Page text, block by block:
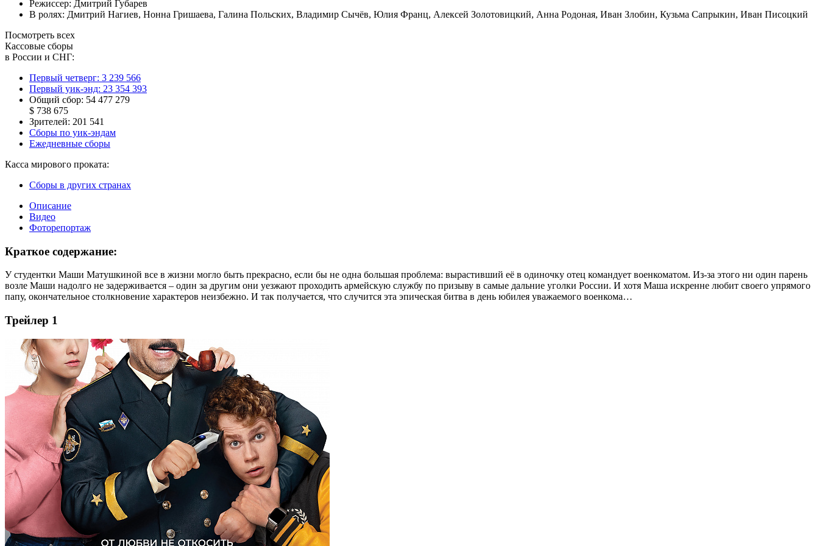
Режиссер: Дмитрий Губарев
В ролях: Дмитрий Нагиев, Нонна Гришаева, Галина Польских, Владимир Сычёв, Юлия Франц, Алексей Золотовицкий, Анна Родоная, Иван Злобин, Кузьма Сапрыкин, Иван Писоцкий
Посмотреть всех
Кассовые сборы
в России и СНГ:
Первый четверг: 3 239 566
Первый уик-энд: 23 354 393
Общий сбор: 54 477 279
$ 738 675
Зрителей: 201 541
Сборы по уик-эндам
Ежедневные сборы
Касса мирового проката:
Сборы в других странах
Описание
Видео
Фоторепортаж
Краткое содержание:
У студентки Маши Матушкиной все в жизни могло быть прекрасно, если бы не одна большая проблема: вырастивший её в одиночку отец командует военкоматом. Из-за этого ни один парень
возле Маши надолго не задерживается – один за другим они уезжают проходить армейскую службу по призыву в самые дальние уголки России. И хотя Маша искренне любит своего упрямого
папу, окончательное столкновение характеров неизбежно. И так получается, что случится эта эпическая битва в день юбилея уважаемого военкома…
Трейлер 1